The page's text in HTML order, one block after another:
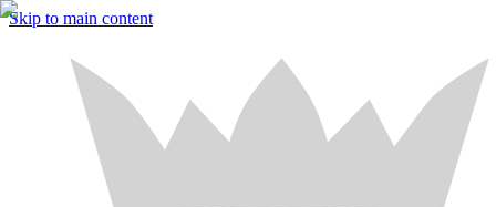
Skip to main content